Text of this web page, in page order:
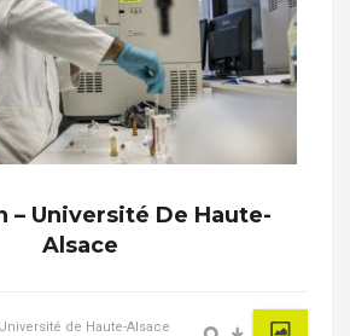
– Université De Haute-
Alsace
de Haute-Alsace